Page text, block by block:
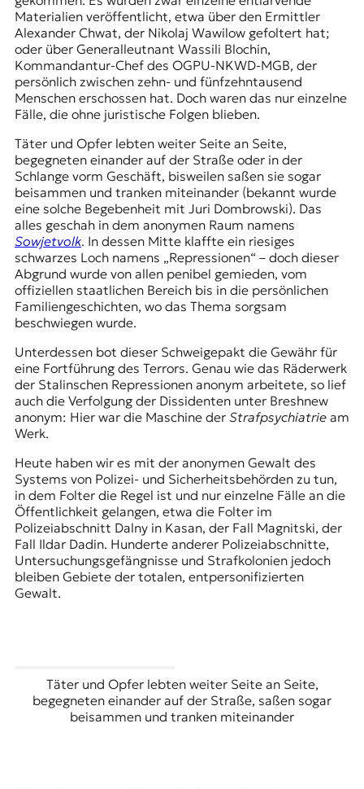
Materialien veröffentlicht, etwa über den Ermittler
Alexander Chwat, der Nikolaj Wawilow gefoltert hat;
oder über Generalleutnant Wassili Blochin,
Kommandantur-Chef des OGPU-NKWD-MGB, der
persönlich zwischen zehn- und fünfzehntausend
Menschen erschossen hat. Doch waren das nur einzelne
Fälle, die ohne juristische Folgen blieben.
Täter und Opfer lebten weiter Seite an Seite,
begegneten einander auf der Straße oder in der
Schlange vorm Geschäft, bisweilen saßen sie sogar
beisammen und tranken miteinander (bekannt wurde
eine solche Begebenheit mit Juri Dombrowski). Das
alles geschah in dem anonymen Raum namens
Sowjetvolk. In dessen Mitte klaffte ein riesiges
schwarzes Loch namens „Repressionen“ – doch dieser
Abgrund wurde von allen penibel gemieden, vom
offiziellen staatlichen Bereich bis in die persönlichen
Familiengeschichten, wo das Thema sorgsam
beschwiegen wurde.
Unterdessen bot dieser Schweigepakt die Gewähr für
eine Fortführung des Terrors. Genau wie das Räderwerk
der Stalinschen Repressionen anonym arbeitete, so lief
auch die Verfolgung der Dissidenten unter Breshnew
anonym: Hier war die Maschine der Strafpsychiatrieam
Werk.
Heute haben wir es mit der anonymen Gewalt des
Systems von Polizei- und Sicherheitsbehörden zu tun,
in dem Folter die Regel ist und nur einzelne Fälle an die
Öffentlichkeit gelangen, etwa die Folter im
Polizeiabschnitt Dalnyin Kasan, der Fall Magnitski, der
Fall Ildar Dadin. Hunderte anderer Polizeiabschnitte,
Untersuchungsgefängnisse und Strafkolonien jedoch
bleiben Gebiete der totalen, entpersonifizierten
Gewalt.
Täter und Opfer lebten weiter Seite an Seite,
begegneten einander auf der Straße, saßen sogar
beisammen und tranken miteinander